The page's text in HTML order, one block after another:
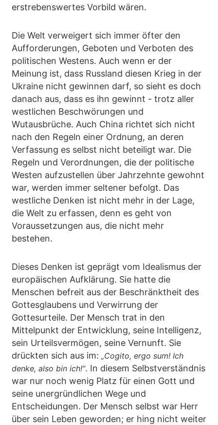
erstrebenswertes Vorbild wären.
Die Welt verweigert sich immer öfter den
Aufforderungen, Geboten und Verboten des
politischen Westens. Auch wenn er der
Meinung ist, dass Russland diesen Krieg in der
Ukraine nicht gewinnen darf, so sieht es doch
danach aus, dass es ihn gewinnt - trotz aller
westlichen Beschwörungen und
Wutausbrüche. Auch China richtet sich nicht
nach den Regeln einer Ordnung, an deren
Verfassung es selbst nicht beteiligt war. Die
Regeln und Verordnungen, die der politische
Westen aufzustellen über Jahrzehnte gewohnt
war, werden immer seltener befolgt. Das
westliche Denken ist nicht mehr in der Lage,
die Welt zu erfassen, denn es geht von
Voraussetzungen aus, die nicht mehr
bestehen.
Dieses Denken ist geprägt vom Idealismus der
europäischen Aufklärung. Sie hatte die
Menschen befreit aus der Beschränktheit des
Gottesglaubens und Verwirrung der
Gottesurteile. Der Mensch trat in den
Mittelpunkt der Entwicklung, seine Intelligenz,
sein Urteilsvermögen, seine Vernunft. Sie
drückten sich aus im: „Cogito, ergo sum! Ich
denke, also bin ich!“. In diesem Selbstverständnis
war nur noch wenig Platz für einen Gott und
seine unergründlichen Wege und
Entscheidungen. Der Mensch selbst war Herr
über sein Leben geworden; er hing nicht weiter